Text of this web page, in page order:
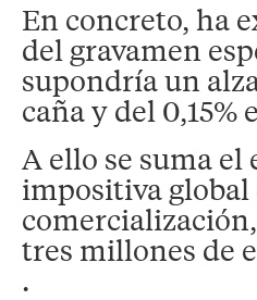
En concreto, ha
del gravamen
supondría un
caña y del 0,15%
A ello se suma el
impositiva global
tres millones de
.